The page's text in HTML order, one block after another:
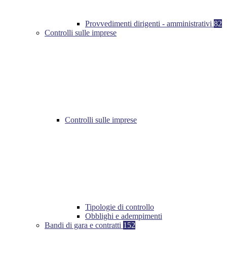
Provvedimenti dirigenti - amministrativi 82
Controlli sulle imprese
Controlli sulle imprese
Tipologie di controllo
Obblighi e adempimenti
Bandi di gara e contratti 152